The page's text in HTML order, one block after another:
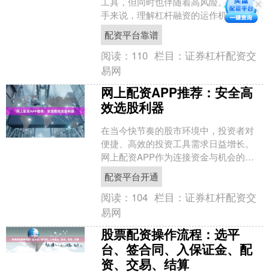
手来说，理解杠杆融资的运作机制和潜
在风险至关重要。本文将为您提供一份
实用的避坑与操作指南。 ....
配资平台靠谱
阅读： 110 栏目：证券杠杆配资交
易网
网上配资APP推荐：安全高
效选股利器
在当今快节奏的股市环境中，投资者对
便捷、高效的投资工具需求日益增长。
网上配资APP作为连接资金与机会的桥
梁，正逐渐成为众多股民提升资金利用
率、把握市场机遇的重要....
配资平台开通
阅读： 104 栏目：证券杠杆配资交
易网
股票配资操作流程：选平
台、签合同、入保证金、配
资、交易、结算